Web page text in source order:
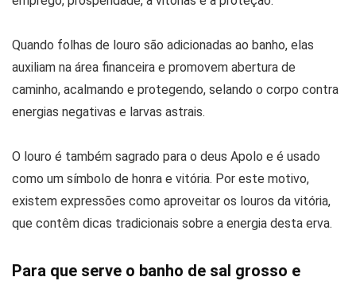
Quando folhas de louro são adicionadas ao banho, elas
auxiliam na área financeira e promovem abertura de
caminho, acalmando e protegendo, selando o corpo contra
energias negativas e larvas astrais.
O louro é também sagrado para o deus Apolo e é usado
como um símbolo de honra e vitória. Por este motivo,
existem expressões como aproveitar os louros da vitória,
que contêm dicas tradicionais sobre a energia desta erva.
Para que serve o banho de sal grosso e